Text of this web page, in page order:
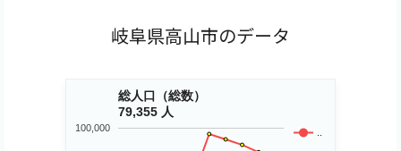
岐阜県高山市のデータ
総人口（総数）
79,355 人
..
100,000